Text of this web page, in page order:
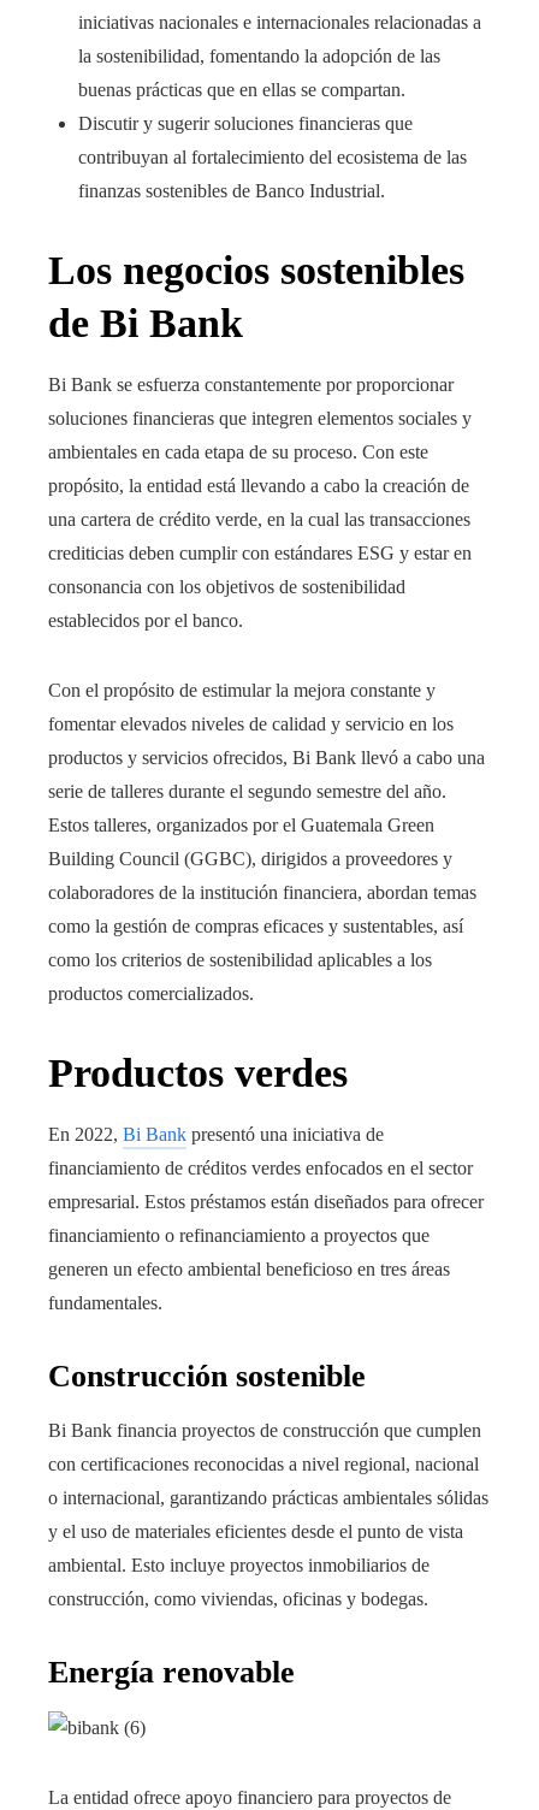
iniciativas nacionales e internacionales relacionadas a
la sostenibilidad, fomentando la adopción de las
buenas prácticas que en ellas se compartan.
Discutir y sugerir soluciones financieras que
contribuyan al fortalecimiento del ecosistema de las
finanzas sostenibles de Banco Industrial.
Los negocios sostenibles
de Bi Bank
Bi Bank se esfuerza constantemente por proporcionar
soluciones financieras que integren elementos sociales y
ambientales en cada etapa de su proceso. Con este
propósito, la entidad está llevando a cabo la creación de
una cartera de crédito verde, en la cual las transacciones
crediticias deben cumplir con estándares ESG y estar en
consonancia con los objetivos de sostenibilidad
establecidos por el banco.
Con el propósito de estimular la mejora constante y
fomentar elevados niveles de calidad y servicio en los
productos y servicios ofrecidos, Bi Bank llevó a cabo una
serie de talleres durante el segundo semestre del año.
Estos talleres, organizados por el Guatemala Green
Building Council (GGBC), dirigidos a proveedores y
colaboradores de la institución financiera, abordan temas
como la gestión de compras eficaces y sustentables, así
como los criterios de sostenibilidad aplicables a los
productos comercializados.
Productos verdes
En 2022, Bi Bank presentó una iniciativa de
financiamiento de créditos verdes enfocados en el sector
empresarial. Estos préstamos están diseñados para ofrecer
financiamiento o refinanciamiento a proyectos que
generen un efecto ambiental beneficioso en tres áreas
fundamentales.
Construcción sostenible
Bi Bank financia proyectos de construcción que cumplen
con certificaciones reconocidas a nivel regional, nacional
o internacional, garantizando prácticas ambientales sólidas
y el uso de materiales eficientes desde el punto de vista
ambiental. Esto incluye proyectos inmobiliarios de
construcción, como viviendas, oficinas y bodegas.
Energía renovable
La entidad ofrece apoyo financiero para proyectos de